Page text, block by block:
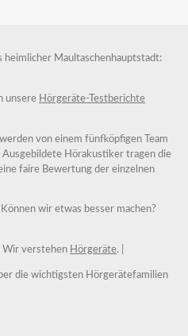
Maultaschenhauptstadt:
unsere Hörgeräte-Testberichte
von einem fünfköpfigen Team
Hörakustiker tragen die
faire Bewertung der einzelnen
wir etwas besser machen?
| Wir verstehen Hörgeräte. |
die wichtigsten Hörgerätefamilien